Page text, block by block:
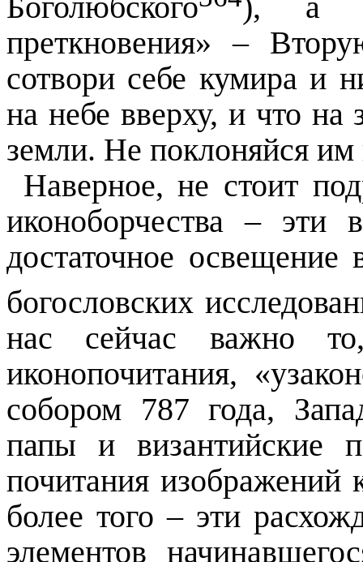
преткновения» –
сотвори себе кумира и
на небе вверху, и что
земли. Не поклоняйся
Наверное, не стоит
иконоборчества – эти
достаточное
богословских
нас сейчас важно
иконопочитания,
собором 787 года,
папы и византийские
почитания
более того – эти
элементов